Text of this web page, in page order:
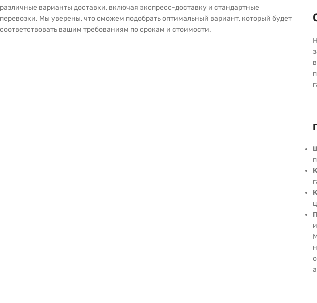
различные варианты доставки, включая экспресс-доставку и стандартные
перевозки. Мы уверены, что сможем подобрать оптимальный вариант, который будет
соответствовать вашим требованиям по срокам и стоимости.